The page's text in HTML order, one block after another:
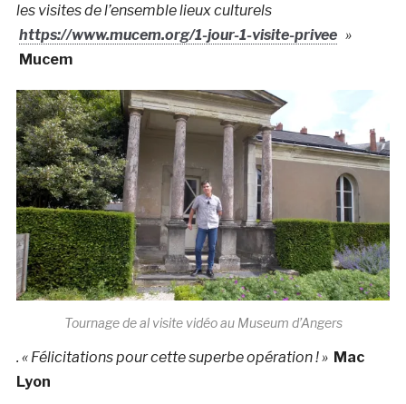
les visites de l’ensemble lieux culturels
https://www.mucem.org/1-jour-1-visite-privee»
Mucem
Tournage de al visite vidéo au Museum d’Angers
. « Félicitations pour cette superbe opération ! » Mac
Lyon